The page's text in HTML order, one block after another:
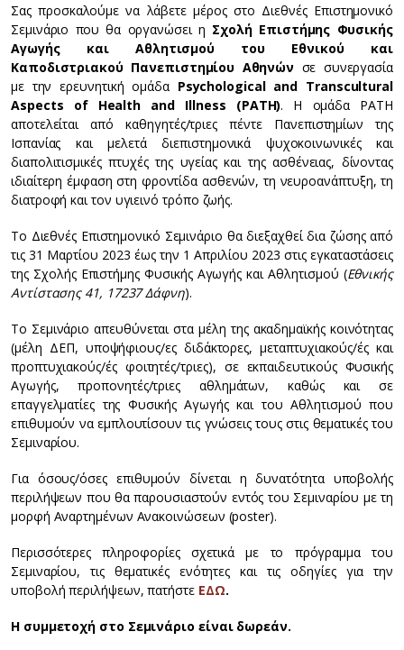
Σας προσκαλούμε να λάβετε μέρος στο Διεθνές Επιστημονικό
Σεμινάριο που θα οργανώσει η Σχολή Επιστήμης Φυσικής
Αγωγής και Αθλητισμού του Εθνικού και
Καποδιστριακού Πανεπιστημίου Αθηνών σε συνεργασία
με την ερευνητική ομάδα Psychological and Transcultural
Aspects of Health and Illness (PATH). H ομάδα PATH
αποτελείται από καθηγητές/τριες πέντε Πανεπιστημίων της
Ισπανίας και μελετά διεπιστημονικά ψυχοκοινωνικές και
διαπολιτισμικές πτυχές της υγείας και της ασθένειας, δίνοντας
ιδιαίτερη έμφαση στη φροντίδα ασθενών, τη νευροανάπτυξη, τη
διατροφή και τον υγιεινό τρόπο ζωής.
Το Διεθνές Επιστημονικό Σεμινάριο θα διεξαχθεί δια ζώσης από
τις 31 Μαρτίου 2023 έως την 1 Απριλίου 2023 στις εγκαταστάσεις
της Σχολής Επιστήμης Φυσικής Αγωγής και Αθλητισμού (Εθνικής
Αντίστασης 41, 17237 Δάφνη).
Το Σεμινάριο απευθύνεται στα μέλη της ακαδημαϊκής κοινότητας
(μέλη ΔΕΠ, υποψήφιους/ες διδάκτορες, μεταπτυχιακούς/ές και
προπτυχιακούς/ές φοιτητές/τριες), σε εκπαιδευτικούς Φυσικής
Αγωγής, προπονητές/τριες αθλημάτων, καθώς και σε
επαγγελματίες της Φυσικής Αγωγής και του Αθλητισμού που
επιθυμούν να εμπλουτίσουν τις γνώσεις τους στις θεματικές του
Σεμιναρίου.
Για όσους/όσες επιθυμούν δίνεται η δυνατότητα υποβολής
περιλήψεων που θα παρουσιαστούν εντός του Σεμιναρίου με τη
μορφή Αναρτημένων Ανακοινώσεων (poster).
Περισσότερες πληροφορίες σχετικά με το πρόγραμμα του
Σεμιναρίου, τις θεματικές ενότητες και τις οδηγίες για την
υποβολή περιλήψεων, πατήστε ΕΔΩ.
Η συμμετοχή στο Σεμινάριο είναι δωρεάν.